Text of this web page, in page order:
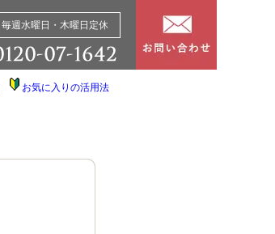
毎週水曜日・木曜日定休
お気に入りの活用法